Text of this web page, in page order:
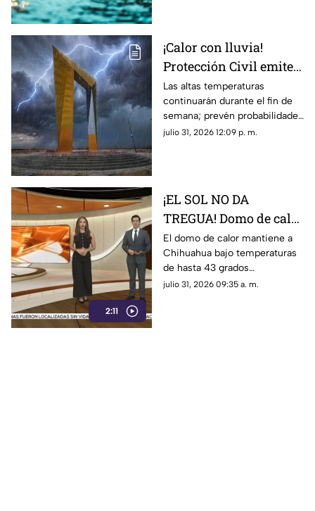
¡Calor con lluvia!
Protección Civil emite
alerta preventiva por
calor extremo y
posibles tormentas
HOY en Ciudad Juárez
Las altas temperaturas
continuarán durante el fin de
semana; prevén probabilidades
de lluvia de hasta un 40 por
julio 31, 2026 12:09 p. m.
2:11
¡EL SOL NO DA
TREGUA! Domo de calor
dispara el termómetro
hasta los 43 grados y
pone vidas en riesgo
El domo de calor mantiene a
Chihuahua bajo temperaturas
de hasta 43 grados
centígrados, aumentando el
julio 31, 2026 09:35 a. m.